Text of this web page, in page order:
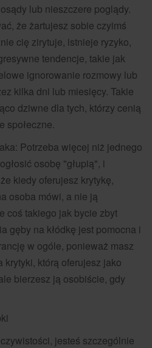
lub nieszczere poglądy.
że żartujesz sobie czyimś
cię zirytuje, istnieje ryzyko,
tendencje, takie jak
ignorowanie rozmowy lub
kilka dni lub miesięcy. Takie
dziwne dla tych, którzy cenią
społeczne.
Potrzeba więcej niż jednego
osobę "głupią", i
kiedy oferujesz krytykę,
osoba mówi, a nie ją
coś takiego jak bycie zbyt
gęby na kłódkę jest pomocna i
w ogóle, ponieważ masz
którą oferujesz jako
bierzesz ją osobiście, gdy
jesteś szczególnie